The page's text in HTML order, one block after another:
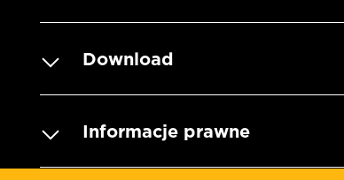
Download
Informacje prawne